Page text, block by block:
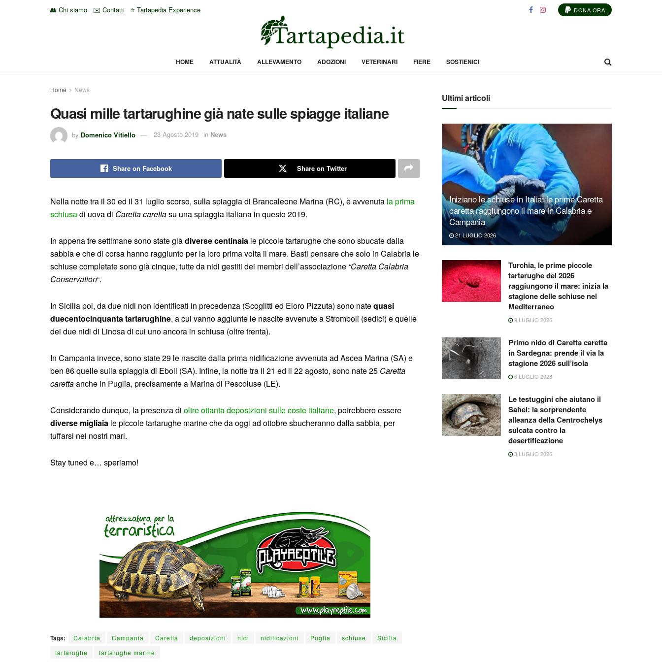
👥 Chi siamo ✉️ Contatti ⭐ Tartapedia Experience DONA ORA
HOME ATTUALITÀ ALLEVAMENTO ADOZIONI VETERINARI FIERE SOSTIENICI
Home News
Quasi mille tartarughine già nate sulle spiagge italiane
by Domenico Vitiello 23 Agosto 2019 in News
Share on Facebook Share on Twitter
Nella notte tra il 30 ed il 31 luglio scorso, sulla spiaggia di Brancaleone Marina (RC), è avvenuta la prima
schiusadi uova di Caretta carettasu una spiaggia italiana in questo 2019.
In appena tre settimane sono state giàdiverse centinaia le piccole tartarughe che sono sbucate dalla
sabbia e che di corsa hanno raggiunto per la loro prima volta il mare. Basti pensare che solo in Calabria le
schiuse completate sono già cinque, tutte da nidi gestiti dei membri dell’associazione “Caretta Calabria
Conservation“.
In Sicilia poi, da due nidi non identificati in precedenza (Scoglitti ed Eloro Pizzuta) sono natequasi
duecentocinquanta tartarughine, a cui vanno aggiunte le nascite avvenute a Stromboli (sedici) e quelle
dei due nidi di Linosa di cui uno ancora in schiusa (oltre trenta).
In Campania invece, sono state 29 le nascite dalla prima nidificazione avvenuta ad Ascea Marina (SA) e
ben 86 quelle sulla spiaggia di Eboli (SA). Infine, la notte tra il 21 ed il 22 agosto, sono nate 25 Caretta
carettaanche in Puglia, precisamente a Marina di Pescoluse (LE).
Considerando dunque, la presenza di oltre ottanta deposizioni sulle coste italiane, potrebbero essere
diverse migliaia le piccole tartarughe marine che da oggi ad ottobre sbucheranno dalla sabbia, per
tuffarsi nei nostri mari.
Stay tuned e… speriamo!
Tags: Calabria Campania Caretta deposizioni nidi nidificazioni Puglia schiuse
Sicilia
tartarughe
tartarughe marine
Ultimi articoli
Iniziano le schiuse in Italia: le prime Caretta
caretta raggiungono il mare in Calabria e
Campania
21 LUGLIO 2026
Turchia, le prime piccole
tartarughe del 2026
raggiungono il mare: inizia la
stagione delle schiuse nel
Mediterraneo
9 LUGLIO 2026
Primo nido di Caretta caretta
in Sardegna: prende il via la
stagione 2026 sull’isola
6 LUGLIO 2026
Le testuggini che aiutano il
Sahel: la sorprendente
alleanza della Centrochelys
sulcata contro la
desertificazione
3 LUGLIO 2026